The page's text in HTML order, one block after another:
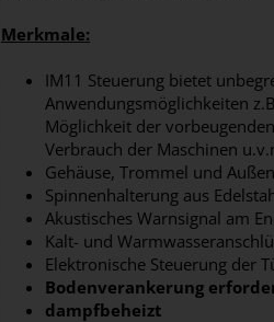
Merkmale:
IM11 Steuerung bietet
Anwendungsmöglichkeiten
Möglichkeit der
Verbrauch der Maschinen
Gehäuse, Trommel und
Spinnenhalterung aus
Akustisches Warnsignal am
Kalt- und
Elektronische Steuerung der
Bodenverankerung
dampfbeheizt